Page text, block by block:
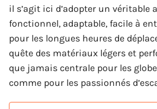
il s’agit ici d’adopter un véritable
fonctionnel, adaptable, facile à
pour les longues heures de
quête des matériaux légers et
que jamais centrale pour les
comme pour les passionnés